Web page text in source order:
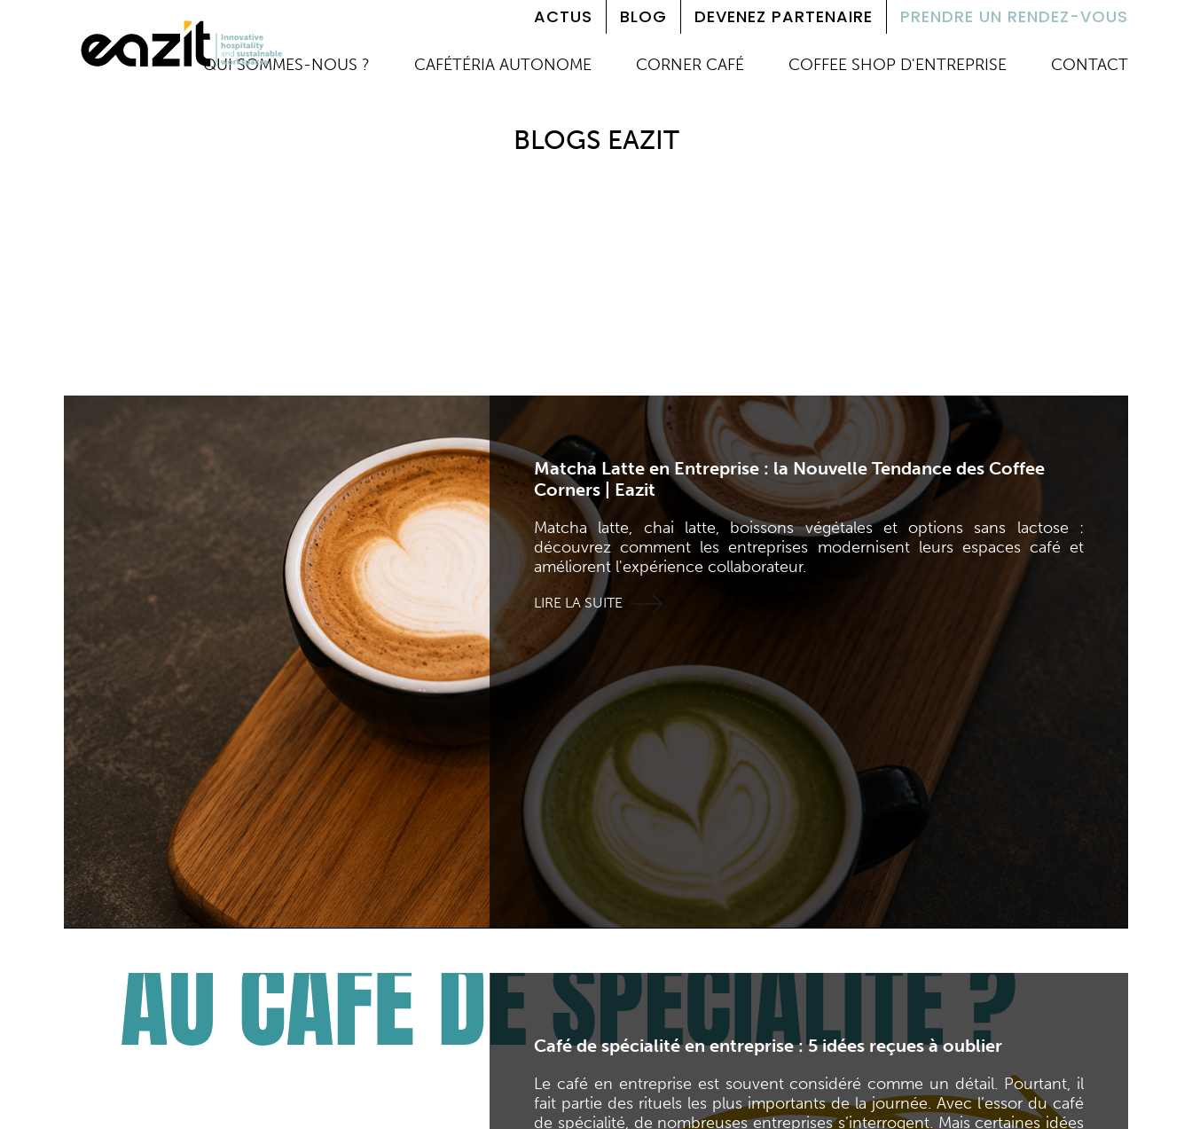
ACTUS BLOG DEVENEZ PARTENAIRE PRENDRE UN RENDEZ-VOUS
QUI SOMMES-NOUS ? CAFÉTÉRIA AUTONOME CORNER CAFÉ COFFEE SHOP D'ENTREPRISE CONTACT
BLOGS EAZIT
Matcha Latte en Entreprise : la Nouvelle Tendance des Coffee
Corners | Eazit
Matcha latte, chai latte, boissons végétales et options sans lactose :
découvrez comment les entreprises modernisent leurs espaces café et
améliorent l'expérience collaborateur.
LIRE LA SUITE
Café de spécialité en entreprise : 5 idées reçues à oublier
Le café en entreprise est souvent considéré comme un détail. Pourtant, il
fait partie des rituels les plus importants de la journée. Avec l’essor du café
de spécialité, de nombreuses entreprises s’interrogent. Mais certaines idées